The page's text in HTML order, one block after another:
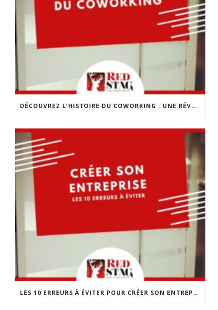
DÉCOUVREZ L’HISTOIRE DU COWORKING : UNE RÉVOLUTION DANS LE MONDE DU TRAVAIL
LES 10 ERREURS À ÉVITER POUR CRÉER SON ENTREPRISE